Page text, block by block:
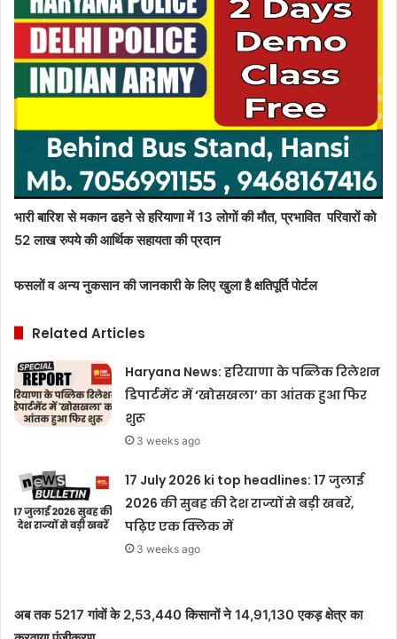
भारी बारिश से मकान ढहने से हरियाणा में 13 लोगों की मौत, प्रभावित परिवारों को
52 लाख रुपये की आर्थिक सहायता की प्रदान
फसलों व अन्य नुकसान की जानकारी के लिए खुला है क्षतिपूर्ति पोर्टल
Related Articles
Haryana News: हरियाणा के पब्लिक रिलेशन
डिपार्टमेंट में ‘खोसखला’ का आंतक हुआ फिर
शुरू
3 weeks ago
17 July 2026 ki top headlines: 17 जुलाई
2026 की सुबह की देश राज्यों से बड़ी खबरें,
पढ़िए एक क्लिक में
3 weeks ago
अब तक 5217 गांवों के 2,53,440 किसानों ने 14,91,130 एकड़ क्षेत्र का